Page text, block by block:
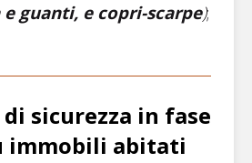
guanti, e copri-scarpe);
sicurezza in fase
immobili abitati